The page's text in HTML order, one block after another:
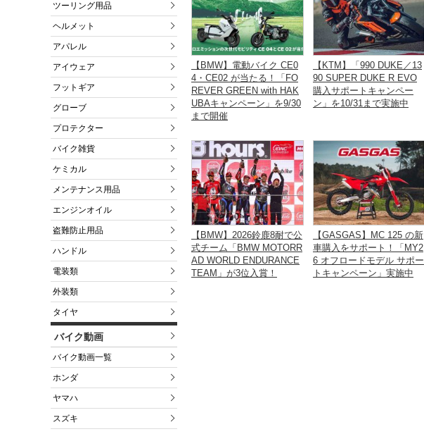
ツーリング用品
ヘルメット
アパレル
アイウェア
フットギア
グローブ
プロテクター
バイク雑貨
ケミカル
メンテナンス用品
エンジンオイル
盗難防止用品
ハンドル
電装類
外装類
タイヤ
バイク動画
バイク動画一覧
ホンダ
ヤマハ
スズキ
【BMW】電動バイク CE0
4・CE02 が当たる！「FO
REVER GREEN with HAK
UBAキャンペーン」を9/30
まで開催
【KTM】「990 DUKE／13
90 SUPER DUKE R EVO
購入サポートキャンペー
ン」を10/31まで実施中
【BMW】2026鈴鹿8耐で公
式チーム「BMW MOTORR
AD WORLD ENDURANCE
TEAM」が3位入賞！
【GASGAS】MC 125 の新
車購入をサポート！「MY2
6 オフロードモデル サポー
トキャンペーン」実施中